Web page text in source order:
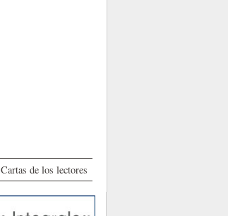
Cartas de los lectores